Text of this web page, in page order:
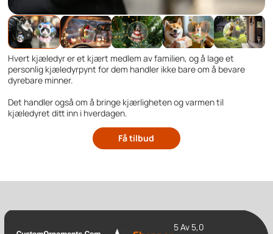
Hvert kjæledyr er et kjært medlem av familien, og å lage et
personlig kjæledyrpynt for dem handler ikke bare om å bevare
dyrebare minner.
Det handler også om å bringe kjærligheten og varmen til
kjæledyret ditt inn i hverdagen.
Få tilbud
5Av 5,0